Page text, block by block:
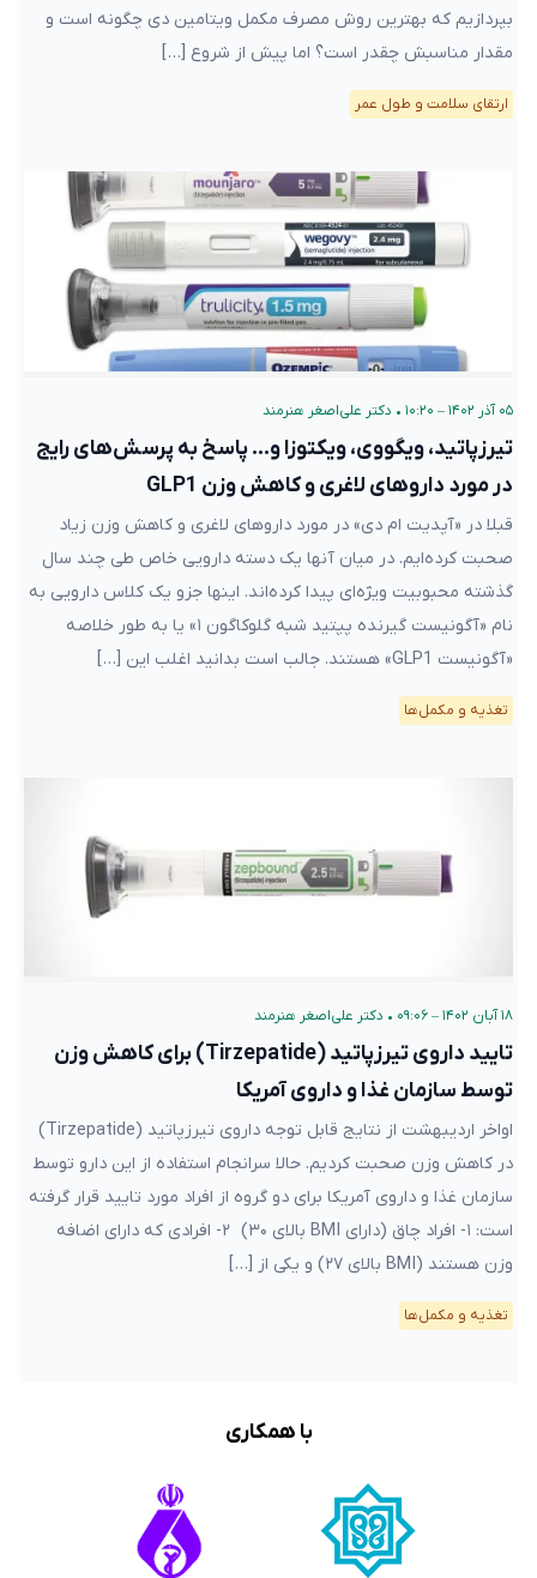
بپردازیم که بهترین روش مصرف مکمل ویتامین دی چگونه است و
مقدار مناسبش چقدر است؟ اما پیش از شروع […]
ارتقای سلامت و طول عمر
۰۵ آذر ۱۴۰۲ – ۱۰:۲۰ • دکتر علی‌اصغر هنرمند
تیرزپاتید، ویگووی، ویکتوزا و… پاسخ به پرسش‌های رایج
در مورد داروهای لاغری و کاهش وزن GLP1
قبلا در «آپدیت ام دی» در مورد داروهای لاغری و کاهش وزن زیاد
صحبت کرده‌ایم. در میان آنها یک دسته دارویی خاص طی چند سال
گذشته محبوبیت ویژه‌ای پیدا کرده‌اند. اینها جزو یک کلاس دارویی به
نام «آگونیست گیرنده پپتید شبه گلوکاگون ۱» یا به طور خلاصه
«آگونیست GLP1» هستند. جالب است بدانید اغلب این […]
تغذیه و مکمل‌ها
۱۸ آبان ۱۴۰۲ – ۰۹:۰۶ • دکتر علی‌اصغر هنرمند
تایید داروی تیرزپاتید (Tirzepatide) برای کاهش وزن
توسط سازمان غذا و داروی آمریکا
اواخر اردیبهشت از نتایج قابل توجه داروی تیرزپاتید (Tirzepatide)
در کاهش وزن صحبت کردیم. حالا سرانجام استفاده از این دارو توسط
سازمان غذا و داروی آمریکا برای دو گروه از افراد مورد تایید قرار گرفته
است: ۱- افراد چاق (دارای BMI بالای ۳۰) ۲- افرادی که دارای اضافه
وزن هستند (BMI بالای ۲۷) و یکی از […]
تغذیه و مکمل‌ها
با همکاری